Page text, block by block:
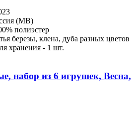
(МВ)
полиэстер
березы, клена, дуба разных цветов
хранения - 1 шт.
набор из 6 игрушек, Весна,